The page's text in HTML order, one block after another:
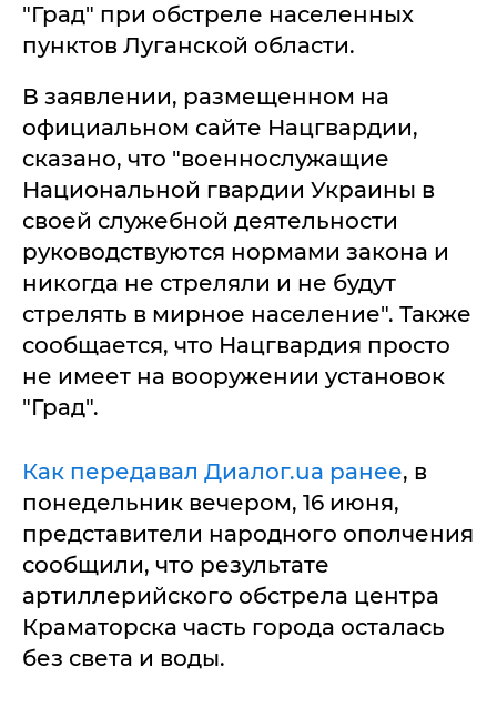
"Град" при обстреле населенных
пунктов Луганской области.
В заявлении, размещенном на
официальном сайте Нацгвардии,
сказано, что "военнослужащие
Национальной гвардии Украины в
своей служебной деятельности
руководствуются нормами закона и
никогда не стреляли и не будут
стрелять в мирное население". Также
сообщается, что Нацгвардия просто
не имеет на вооружении установок
"Град".
Как передавал Диалог.ua ранее, в
понедельник вечером, 16 июня,
представители народного ополчения
сообщили, что результате
артиллерийского обстрела центра
Краматорска часть города осталась
без света и воды.